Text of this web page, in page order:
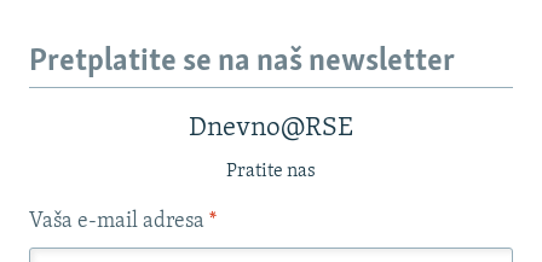
Pretplatite se na naš newsletter
Dnevno@RSE
Pratite nas
Vaša e-mail adresa *